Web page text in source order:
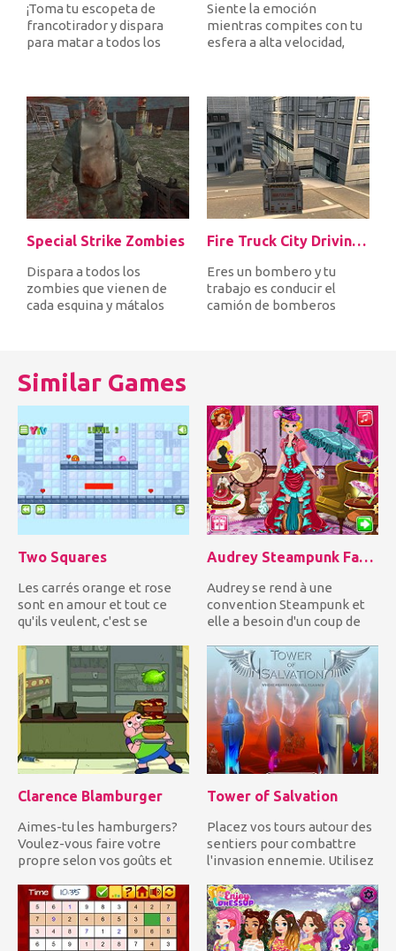
¡Toma tu escopeta de
francotirador y dispara
para matar a todos los
Siente la emoción
mientras compites con tu
esfera a alta velocidad,
Special Strike Zombies
Dispara a todos los
zombies que vienen de
cada esquina y mátalos
Fire Truck City Driving Sim
Eres un bombero y tu
trabajo es conducir el
camión de bomberos
Similar Games
Two Squares
Les carrés orange et rose
sont en amour et tout ce
qu'ils veulent, c'est se
Audrey Steampunk Fashion
Audrey se rend à une
convention Steampunk et
elle a besoin d'un coup de
métamorphoser!...
Clarence Blamburger
Aimes-tu les hamburgers?
Voulez-vous faire votre
propre selon vos goûts et
Tower of Salvation
Placez vos tours autour des
sentiers pour combattre
l'invasion ennemie. Utilisez